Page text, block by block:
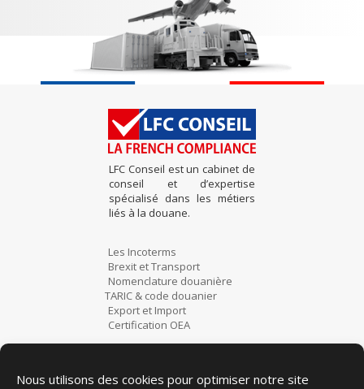
Nous utilisons des cookies pour optimiser notre site
LFC Conseil est un cabinet de
conseil et d’expertise
spécialisé dans les métiers
liés à la douane.
Les Incoterms
Brexit et Transport
Nomenclature douanière
TARIC & code douanier
Export et Import
Certification OEA
Liens utiles